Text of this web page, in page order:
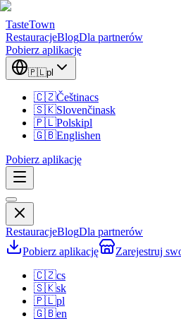
TasteTown
RestauracjeBlogDla partnerów
Pobierz aplikację
🇵🇱pl
🇨🇿Češtinacs
🇸🇰Slovenčinask
🇵🇱Polskipl
🇬🇧Englishen
Pobierz aplikację
RestauracjeBlogDla partnerów
Pobierz aplikację
Zarejestruj
🇨🇿cs
🇸🇰sk
🇵🇱pl
🇬🇧en